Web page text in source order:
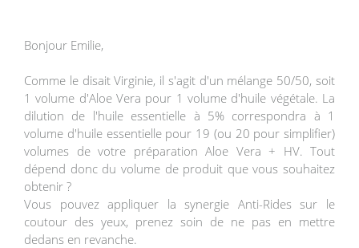
Bonjour Emilie,
Comme le disait Virginie, il s'agit d'un mélange 50/50, soit
1 volume d'Aloe Vera pour 1 volume d'huile végétale. La
dilution de l'huile essentielle à 5% correspondra à 1
volume d'huile essentielle pour 19 (ou 20 pour simplifier)
volumes de votre préparation Aloe Vera + HV. Tout
dépend donc du volume de produit que vous souhaitez
obtenir ?
Vous pouvez appliquer la synergie Anti-Rides sur le
coutour des yeux, prenez soin de ne pas en mettre
dedans en revanche.